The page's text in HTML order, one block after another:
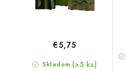
Skladom (>5 ks)
€5,75